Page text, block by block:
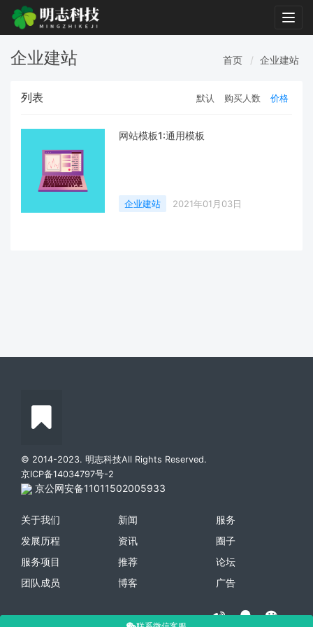
企业建站 首页 企业建站
列表 默认 购买人数 价格
网站模板1:通用模板
企业建站 2021年01月03日
© 2014-2023. 明志科技All Rights Reserved.
京ICP备14034797号-2
京公网安备11011502005933
关于我们
发展历程
服务项目
团队成员
新闻
资讯
推荐
博客
服务
圈子
论坛
广告